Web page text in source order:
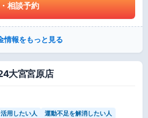
相談予約
情報をもっと見る
大宮宮原店
用したい人 運動不足を解消したい人